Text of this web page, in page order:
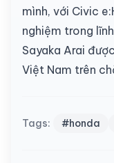
mình, với Civic
nghiệm trong
Sayaka Arai
Việt Nam trên
Tags: #honda